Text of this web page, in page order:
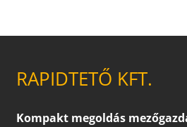
RAPIDTETŐ KFT.
Kompakt megoldás